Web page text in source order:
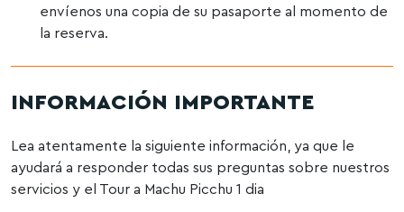
envíenos una copia de su pasaporte al momento de
la reserva.
INFORMACIÓN IMPORTANTE
Lea atentamente la siguiente información, ya que le
ayudará a responder todas sus preguntas sobre nuestros
servicios y el Tour a Machu Picchu 1 dia